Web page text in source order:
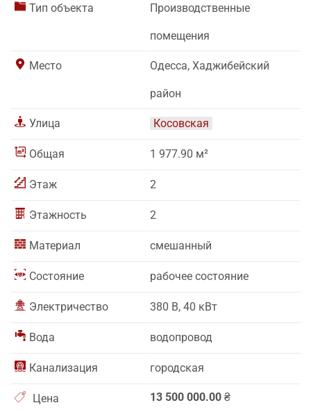
Тип объекта
Производственные
помещения
Место Одесса, Хаджибейский
район
Улица Косовская
Общая 1 977.90 м²
Этаж 2
Этажность 2
Материал смешанный
Состояние рабочее состояние
Электричество 380 В, 40 кВт
Вода водопровод
Канализация городская
Цена 13 500 000.00 ₴